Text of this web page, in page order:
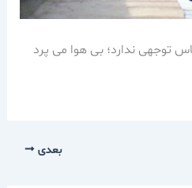
توجهی ندارد؛ بی هوا می پرد
بعدی